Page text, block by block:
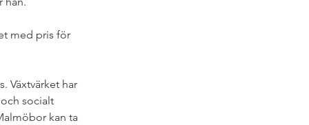
med pris för
Växtvärket har
socialt
kan ta